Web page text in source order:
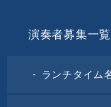
演奏者募集一覧
ランチタイム